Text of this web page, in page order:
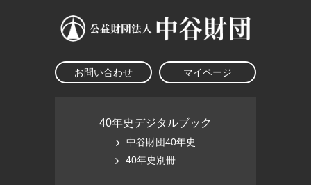
お問い合わせ マイページ
40年史デジタルブック
中谷財団40年史
40年史別冊